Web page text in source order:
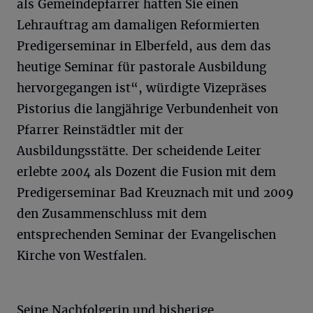
als Gemeindepfarrer hatten Sie einen
Lehrauftrag am damaligen Reformierten
Predigerseminar in Elberfeld, aus dem das
heutige Seminar für pastorale Ausbildung
hervorgegangen ist“, würdigte Vizepräses
Pistorius die langjährige Verbundenheit von
Pfarrer Reinstädtler mit der
Ausbildungsstätte. Der scheidende Leiter
erlebte 2004 als Dozent die Fusion mit dem
Predigerseminar Bad Kreuznach mit und 2009
den Zusammenschluss mit dem
entsprechenden Seminar der Evangelischen
Kirche von Westfalen.